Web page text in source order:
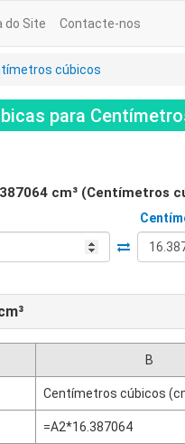
do Site Contacte-nos
cúbicos
para
cm³ (Centímetros
B
Centímetros cúbicos
=A2*16.387064